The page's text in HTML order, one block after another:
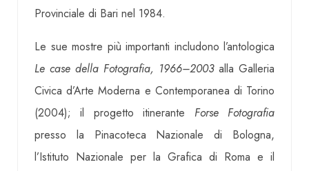
Provinciale di Bari nel 1984.
Le sue mostre più importanti includono l’antologica
Le case della Fotografia, 1966–2003alla Galleria
Civica d’Arte Moderna e Contemporanea di Torino
(2004); il progetto itinerante Forse Fotografia
presso la Pinacoteca Nazionale di Bologna,
l’Istituto Nazionale per la Grafica di Roma e il